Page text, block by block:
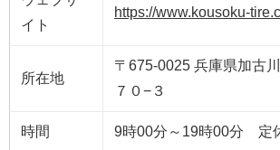
イト
https://www.kousoku-
所在地
〒675-0025 兵庫県加古
７０−３
時間 9時00分～19時00分 定